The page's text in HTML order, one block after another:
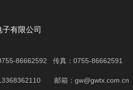
有限公司
86662592 传真：0755-86662591
邮箱：gw@gwtx.com.cn